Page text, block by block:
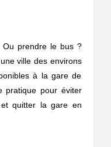
prendre le bus ?
ville des environs
à la gare de
pratique pour éviter
quitter la gare en